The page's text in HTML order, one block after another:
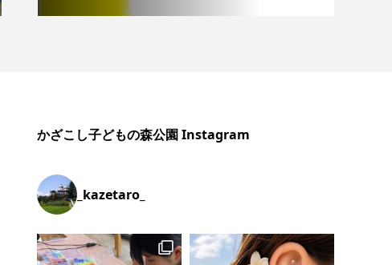
かざこし子どもの森公園 Instagram
_kazetaro_